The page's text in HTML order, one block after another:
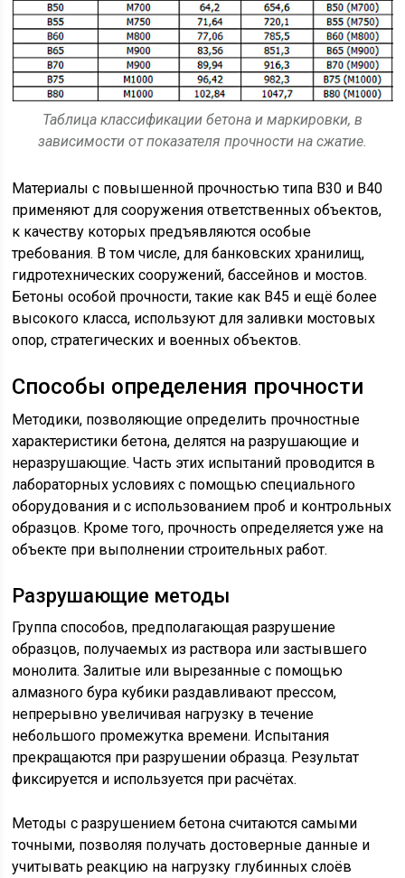
Таблица классификации бетона и маркировки, в
зависимости от показателя прочности на сжатие.
Материалы с повышенной прочностью типа B30 и B40
применяют для сооружения ответственных объектов,
к качеству которых предъявляются особые
требования. В том числе, для банковских хранилищ,
гидротехнических сооружений, бассейнов и мостов.
Бетоны особой прочности, такие как B45 и ещё более
высокого класса, используют для заливки мостовых
опор, стратегических и военных объектов.
Способы определения прочности
Методики, позволяющие определить прочностные
характеристики бетона, делятся на разрушающие и
неразрушающие. Часть этих испытаний проводится в
лабораторных условиях с помощью специального
оборудования и с использованием проб и контрольных
образцов. Кроме того, прочность определяется уже на
объекте при выполнении строительных работ.
Разрушающие методы
Группа способов, предполагающая разрушение
образцов, получаемых из раствора или застывшего
монолита. Залитые или вырезанные с помощью
алмазного бура кубики раздавливают прессом,
непрерывно увеличивая нагрузку в течение
небольшого промежутка времени. Испытания
прекращаются при разрушении образца. Результат
фиксируется и используется при расчётах.
Методы с разрушением бетона считаются самыми
точными, позволяя получать достоверные данные и
учитывать реакцию на нагрузку глубинных слоёв